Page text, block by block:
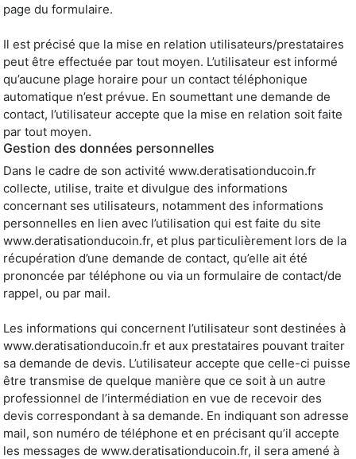
page du formulaire.
Il est précisé que la mise en relation utilisateurs/prestataires
peut être effectuée par tout moyen. L’utilisateur est informé
qu’aucune plage horaire pour un contact téléphonique
automatique n’est prévue. En soumettant une demande de
contact, l’utilisateur accepte que la mise en relation soit faite
par tout moyen.
Gestion des données personnelles
Dans le cadre de son activité www.deratisationducoin.fr
collecte, utilise, traite et divulgue des informations
concernant ses utilisateurs, notamment des informations
personnelles en lien avec l’utilisation qui est faite du site
www.deratisationducoin.fr, et plus particulièrement lors de la
récupération d’une demande de contact, qu’elle ait été
prononcée par téléphone ou via un formulaire de contact/de
rappel, ou par mail.
Les informations qui concernent l’utilisateur sont destinées à
www.deratisationducoin.fr et aux prestataires pouvant traiter
sa demande de devis. L’utilisateur accepte que celle-ci puisse
être transmise de quelque manière que ce soit à un autre
professionnel de l’intermédiation en vue de recevoir des
devis correspondant à sa demande. En indiquant son adresse
mail, son numéro de téléphone et en précisant qu’il accepte
les messages de www.deratisationducoin.fr, il sera amené à